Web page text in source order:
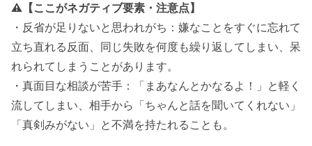
⚠️【ここがネガティブ要素・注意点】
・反省が足りないと思われがち：嫌なことをすぐに忘れて
立ち直れる反面、同じ失敗を何度も繰り返してしまい、呆
れられてしまうことがあります。
・真面目な相談が苦手：「まあなんとかなるよ！」と軽く
流してしまい、相手から「ちゃんと話を聞いてくれない」
「真剣みがない」と不満を持たれることも。